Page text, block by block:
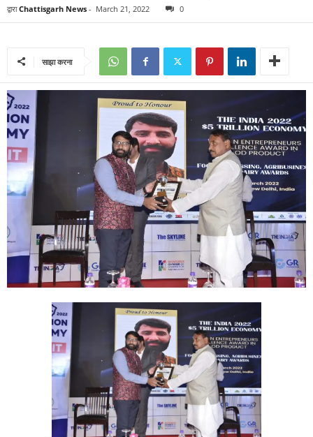
द्वारा Chattisgarh News - March 21, 2022 0
साझा करना